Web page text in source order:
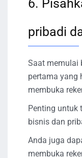
6.
pribadi
Saat memulai
pertama yang
membuka
Penting untuk
bisnis dan
Anda juga
membuka